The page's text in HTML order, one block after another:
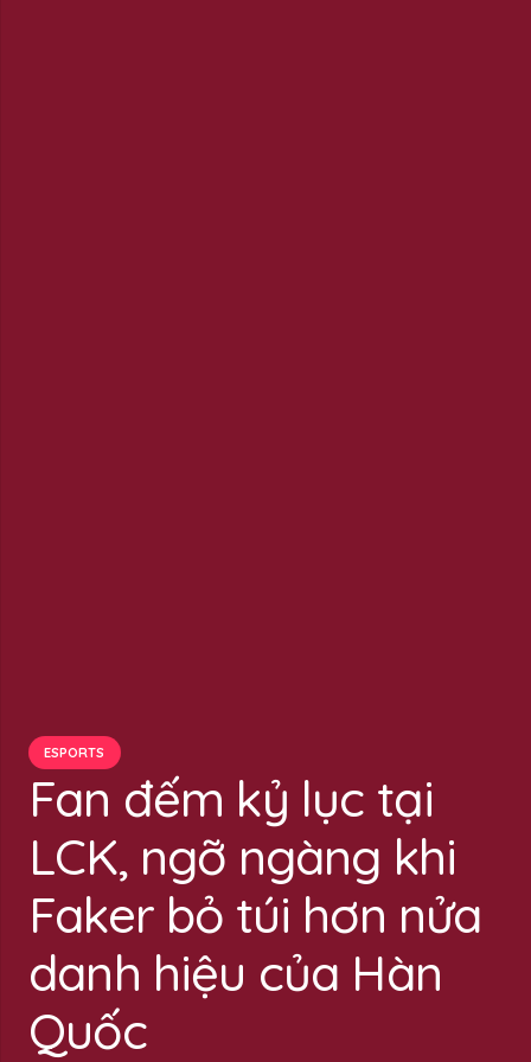
ESPORTS
Fan đếm kỷ lục tại
LCK, ngỡ ngàng khi
Faker bỏ túi hơn nửa
danh hiệu của Hàn
Quốc